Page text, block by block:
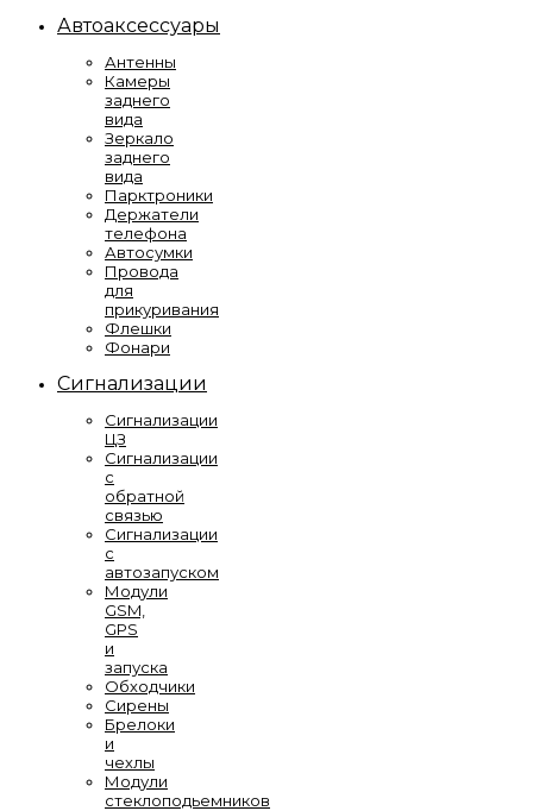
Автоаксессуары
Антенны
Камеры
заднего
вида
Зеркало
заднего
вида
Парктроники
Держатели
телефона
Автосумки
Провода
для
прикуривания
Флешки
Фонари
Сигнализации
Сигнализации
ЦЗ
Сигнализации
с
обратной
связью
Сигнализации
с
автозапуском
Модули
GSM,
GPS
и
запуска
Обходчики
Сирены
Брелоки
и
чехлы
Модули
стеклоподьемников